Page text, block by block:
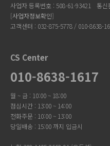
사업자 등록번호 : 508-61-93421
통신
[사업자정보확인]
고객센터 : 032-875-5778 / 010-8638-
CS Center
010-8638-1617
월 ~ 금 : 10:00 ~ 18:00
점심시간 : 13:00 ~ 14:00
전화주문 : 10:00 ~ 13:00
당일배송 : 15:00 까지 입금시